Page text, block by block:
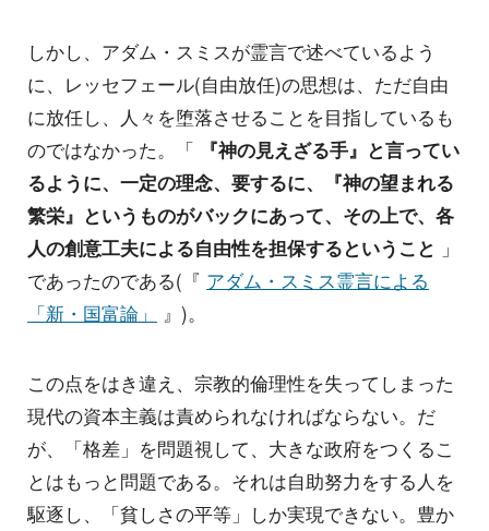
しかし、アダム・スミスが霊言で述べているよう
に、レッセフェール(自由放任)の思想は、ただ自由
に放任し、人々を堕落させることを目指しているも
のではなかった。「
『神の見えざる手』と言ってい
るように、一定の理念、要するに、『神の望まれる
繁栄』というものがバックにあって、その上で、各
人の創意工夫による自由性を担保するということ 」
であったのである(『 アダム・スミス霊言による
「新・国富論」
』)。
この点をはき違え、宗教的倫理性を失ってしまった
現代の資本主義は責められなければならない。だ
が、「格差」を問題視して、大きな政府をつくるこ
とはもっと問題である。それは自助努力をする人を
駆逐し、「貧しさの平等」しか実現できない。豊か